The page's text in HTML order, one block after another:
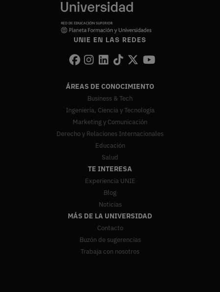
UNIE EN LAS REDES
ÁREAS DE CONOCIMIENTO
Business & Tech
Ingeniería, Ciencia y Tecnología
Marketing y Comunicación
Derecho y Relaciones Internacionales
Educación
Salud
TE INTERESA
Experiencia UNIE
Blog
Noticias
MÁS DE LA UNIVERSIDAD
Contacto
Buzón de sugerencias
Trabaja con nosotros